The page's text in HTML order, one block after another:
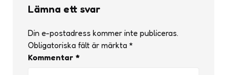
Lämna ett svar
Din e-postadress kommer inte publiceras.
Obligatoriska fält är märkta *
Kommentar *